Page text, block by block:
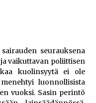
seurauksena
vaikuttavan poliittisen
kuolinsyytä ei ole
luonnollisista
vuoksi. Sasin perintö